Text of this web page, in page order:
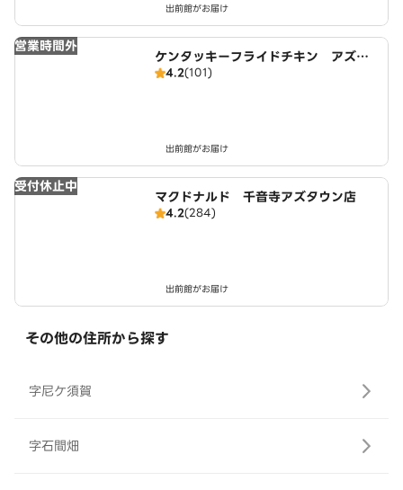
出前館がお届け
営業時間外
ケンタッキーフライドチキン アズパ
ーク千音寺店
4.2(101)
出前館がお届け
受付休止中
マクドナルド 千音寺アズタウン店
4.2(284)
出前館がお届け
その他の住所から探す
字尼ケ須賀
字石間畑